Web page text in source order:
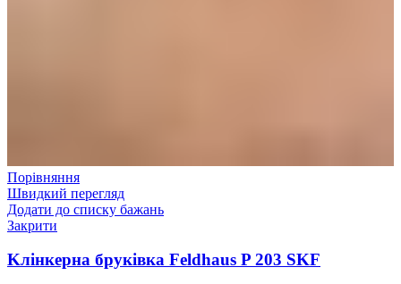
Порівняння
Швидкий перегляд
Додати до списку бажань
Закрити
Kлінкерна бруківка Feldhaus P 203 SKF